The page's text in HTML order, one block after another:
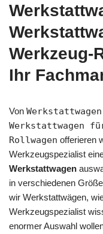
Werkzeug-
Ihr
Von
Werkstattwagen
Rollwagen offerieren
Werkzeugspezialist
Werkstattwagen
in verschiedenen
wir Werkstattwägen,
Werkzeugspezialist
enormer Auswahl